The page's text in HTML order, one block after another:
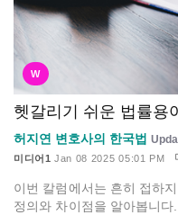
W
헷갈리기 쉬운 법률용
허지연 변호사의 한국법
미디어1 Jan 08 2025 05:01 PM
이번 칼럼에서는 흔히 접하
정의와 차이점을 알아봅니